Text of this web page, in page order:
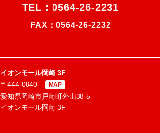
TEL：0564-26-2231
FAX：0564-26-2232
イオンモール岡崎 3F
〒444-0840
MAP
愛知県岡崎市戸崎町外山38-5
イオンモール岡崎 3F